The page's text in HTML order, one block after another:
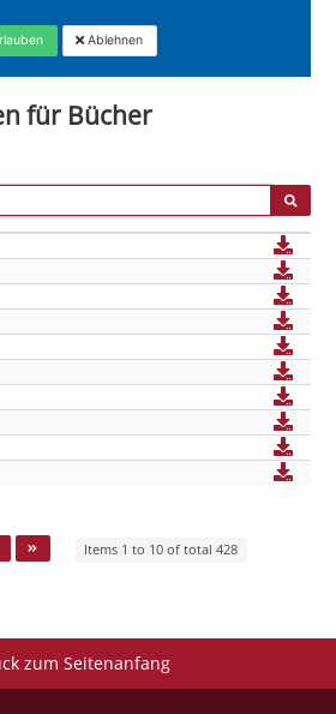
Ablehnen
für Bücher
Items 1 to 10 of total 428
zum Seitenanfang